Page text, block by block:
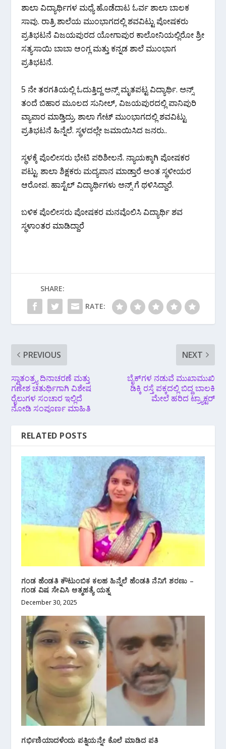
ಶಾಲಾ ವಿದ್ಯಾರ್ಥಿಗಳ ಮಧ್ಯೆ ಹೊಡೆದಾಟ ಓರ್ವ ಶಾಲಾ ಬಾಲಕ
ಸಾವು. ರಾತ್ರಿ ಶಾಲೆಯ ಮುಂಭಾಗದಲ್ಲಿ ಶವವಿಟ್ಟು ಪೋಷಕರು
ಪ್ರತಿಭಟನೆ ವಿಜಯಪುರದ ಯೋಗಾಪುರ ಕಾಲೋನಿಯಲ್ಲಿರೋ ಶ್ರೀ
ಸತ್ಯಸಾಯಿ ಬಾಬಾ ಆಂಗ್ಲ ಮತ್ತು ಕನ್ನಡ ಶಾಲೆ ಮುಂಭಾಗ
ಪ್ರತಿಭಟನೆ.
5 ನೇ ತರಗತಿಯಲ್ಲಿ ಓದುತ್ತಿದ್ದ ಅನ್ಸ್ ಮೃತಪಟ್ಟ ವಿದ್ಯಾರ್ಥಿ. ಅನ್ಸ್
ತಂದೆ ಬಿಹಾರ ಮೂಲದ ಸುನೀಲ್, ವಿಜಯಪುರದಲ್ಲಿ ಪಾನಿಪುರಿ
ವ್ಯಾಪಾರ ಮಾಡ್ತಿದ್ರು. ಶಾಲಾ ಗೇಟ್ ಮುಂಭಾಗದಲ್ಲಿ ಶವವಿಟ್ಟು
ಪ್ರತಿಭಟನೆ ಹಿನ್ನೆಲೆ. ಸ್ಥಳದಲ್ಲೇ ಜಮಾಯಿಸಿದ ಜನರು..
ಸ್ಥಳಕ್ಕೆ ಪೊಲೀಸರು ಭೇಟಿ ಪರಿಶೀಲನೆ. ನ್ಯಾಯಕ್ಕಾಗಿ ಪೋಷಕರ
ಪಟ್ಟು. ಶಾಲಾ ಶಿಕ್ಷಕರು ಮದ್ಯಪಾನ ಮಾಡ್ತಾರೆ ಅಂತ ಸ್ಥಳೀಯರ
ಆರೋಪ. ಹಾಸ್ಟೆಲ್ ವಿದ್ಯಾರ್ಥಿಗಳು ಅನ್ಸ್ ಗೆ ಥಳಿಸಿದ್ದಾರೆ.
ಬಳಿಕ ಪೊಲೀಸರು ಪೋಷಕರ ಮನವೊಲಿಸಿ ವಿದ್ಯಾರ್ಥಿ ಶವ
ಸ್ಥಳಾಂತರ ಮಾಡಿದ್ದಾರೆ‌
SHARE:
RATE:
PREVIOUS
ಸ್ವಾತಂತ್ರ್ಯ ದಿನಾಚರಣೆ ಮತ್ತು
ಗಣೇಶ ಚತುರ್ಥಿಗಾಗಿ ವಿಶೇಷ
ರೈಲುಗಳ ಸಂಚಾರ ಇಲ್ಲಿದೆ
ನೋಡಿ ಸಂಪೂರ್ಣ ಮಾಹಿತಿ
NEXT
ಬೈಕ್‌ಗಳ ನಡುವೆ ಮುಖಾಮುಖಿ
ಡಿಕ್ಕಿ ರಸ್ತೆ ಪಕ್ಕದಲ್ಲಿ ಬಿದ್ದ ಬಾಲಕಿ
ಮೇಲೆ ಹರಿದ ಟ್ರ್ಯಾಕ್ಟರ್
RELATED POSTS
ಗಂಡ ಹೆಂಡತಿ ಕೌಟುಂಬಿಕ ಕಲಹ ಹಿನ್ನೆಲೆ ಹೆಂಡತಿ ನೆನಿಗೆ ಶರಣು –
ಗಂಡ ವಿಷ ಸೇವಿಸಿ ಆತ್ಮಹತ್ಯೆ ಯತ್ನ
December 30, 2025
ಗರ್ಭಿಣಿಯಾದಳೆಂದು ಪತ್ನಿಯನ್ನೇ ಕೊಲೆ ಮಾಡಿದ ಪತಿ